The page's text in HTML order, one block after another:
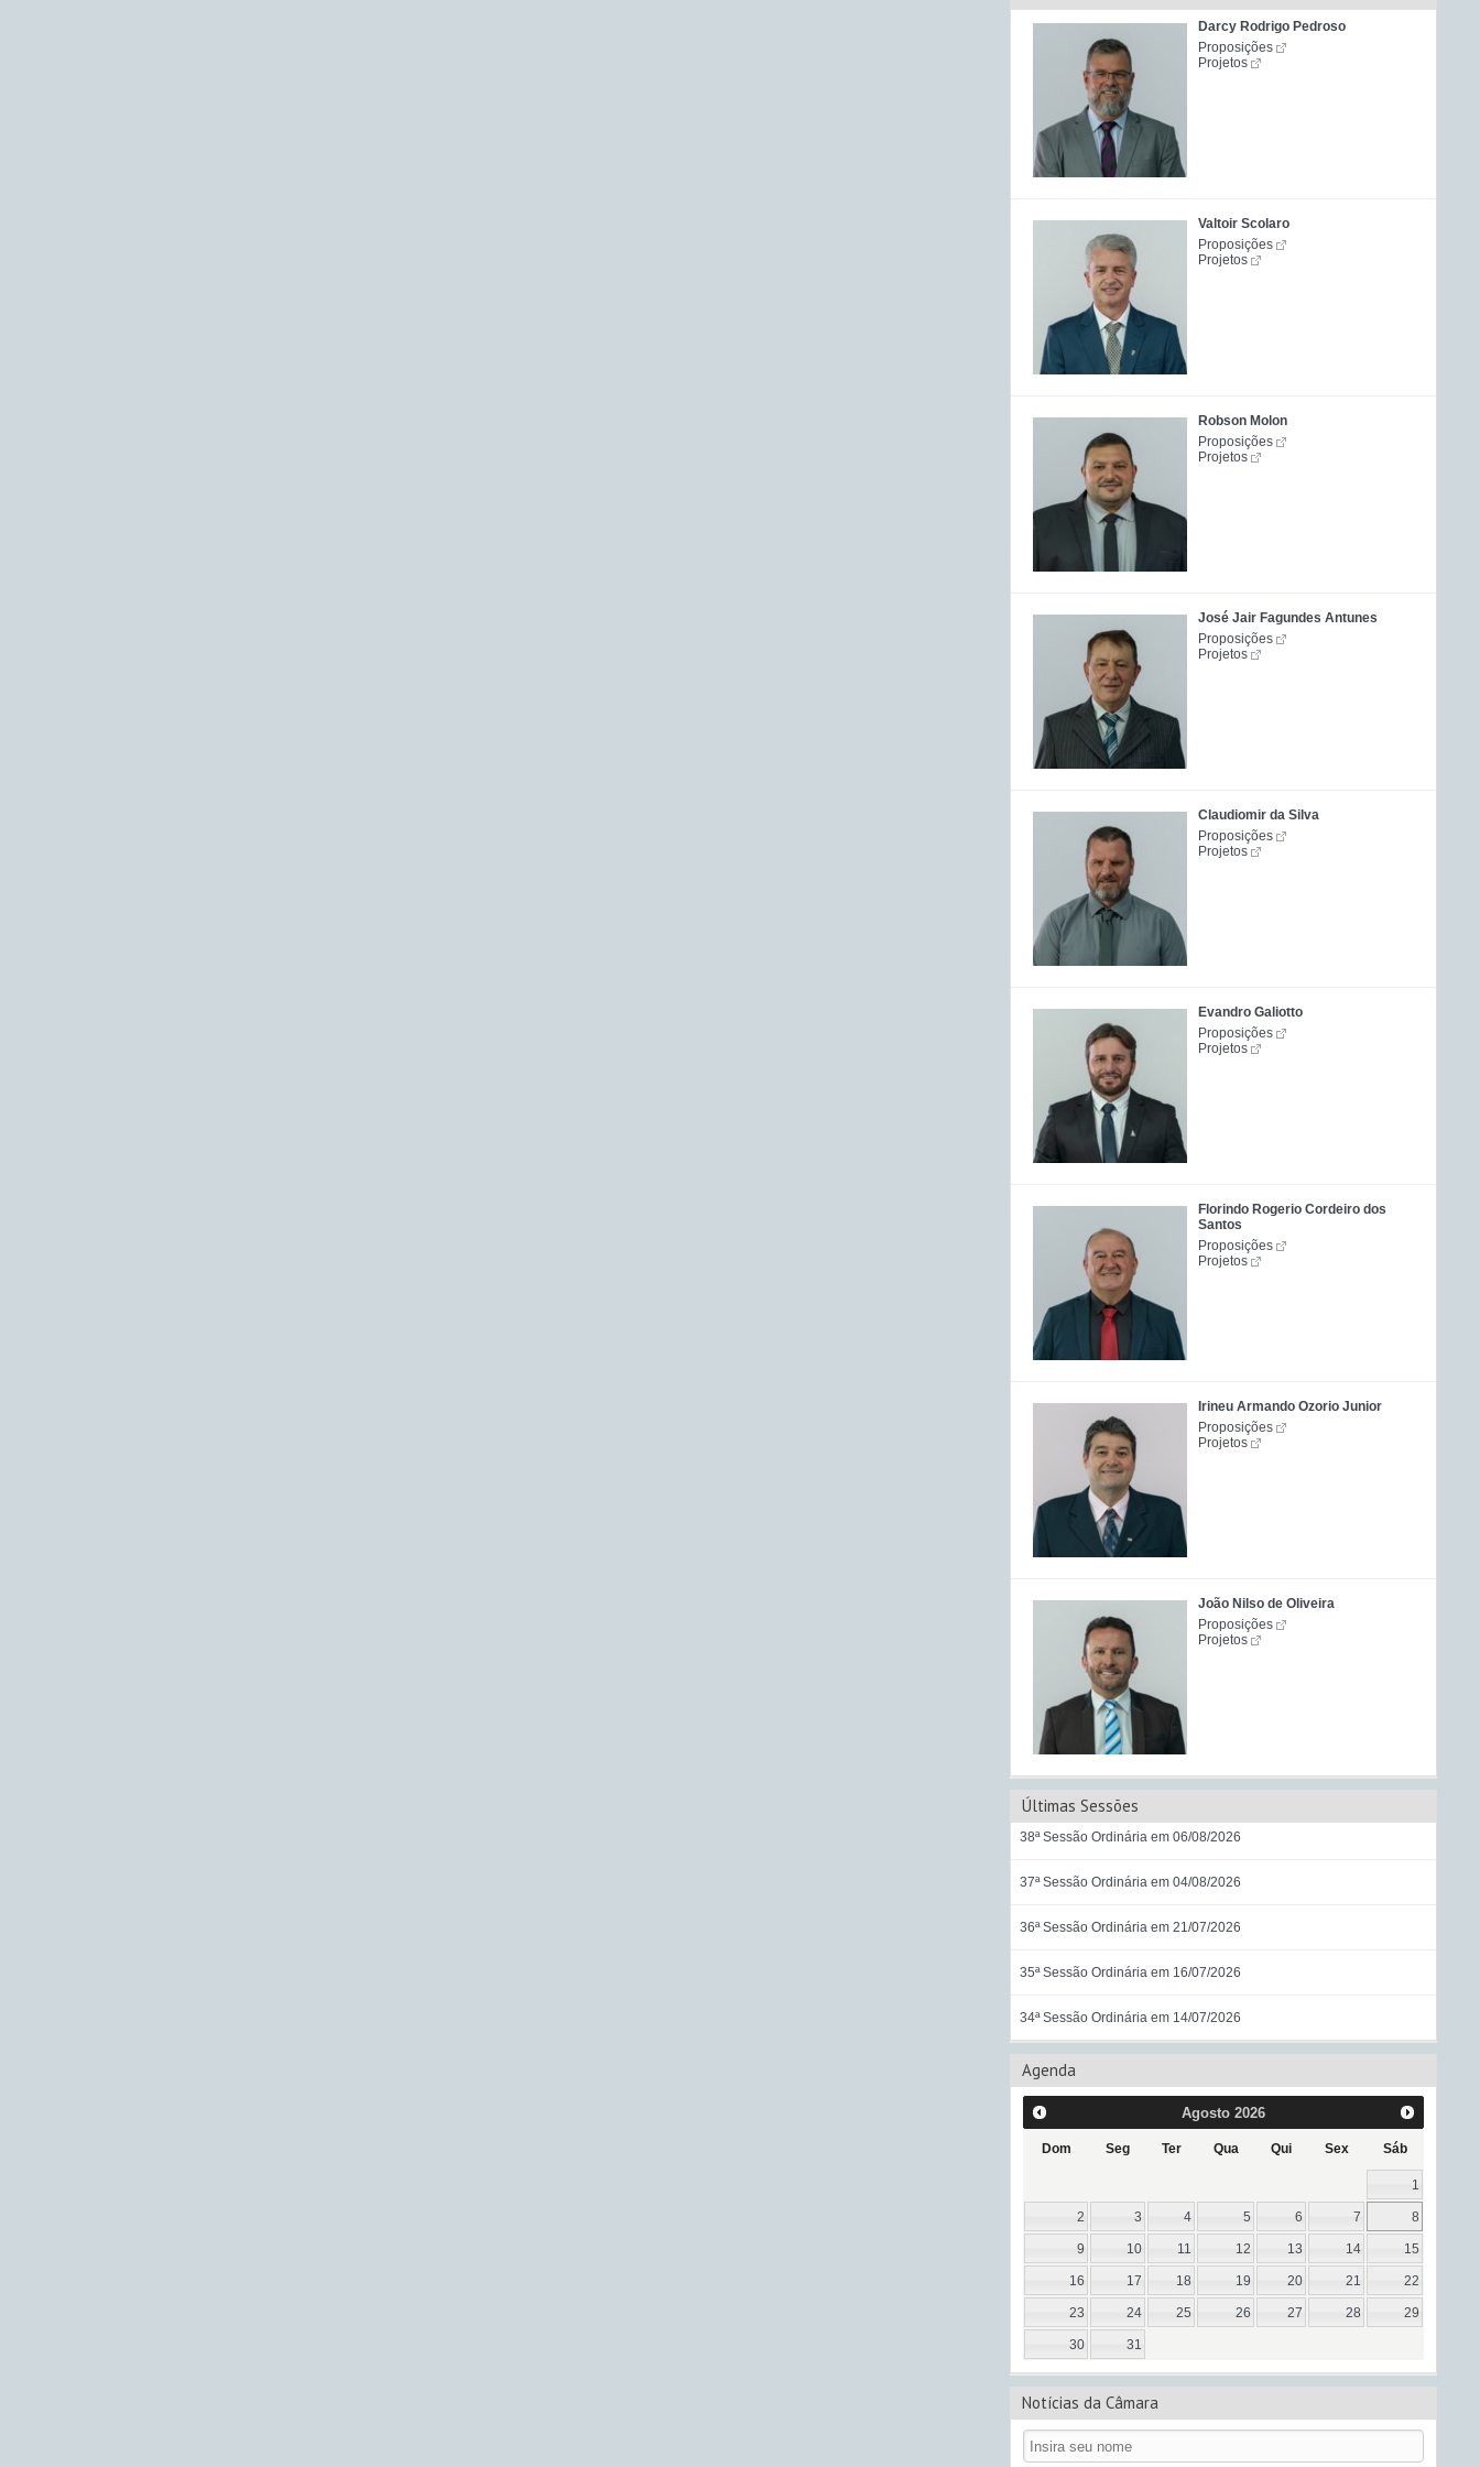
Últimas Sessões
38ª Sessão Ordinária em 06/08/2026
37ª Sessão Ordinária em 04/08/2026
36ª Sessão Ordinária em 21/07/2026
35ª Sessão Ordinária em 16/07/2026
34ª Sessão Ordinária em 14/07/2026
Agenda
Agosto 2026
Dom Seg Ter Qua Qui Sex Sáb
1
2 3 4 5 6 7 8
9 10 11 12 13 14 15
16 17 18 19 20 21 22
23 24 25 26 27 28 29
30 31
Darcy Rodrigo Pedroso
Proposições
Projetos
Valtoir Scolaro
Proposições
Projetos
Robson Molon
Proposições
Projetos
José Jair Fagundes Antunes
Proposições
Projetos
Claudiomir da Silva
Proposições
Projetos
Evandro Galiotto
Proposições
Projetos
Florindo Rogerio Cordeiro dos
Santos
Proposições
Projetos
Irineu Armando Ozorio Junior
Proposições
Projetos
João Nilso de Oliveira
Proposições
Projetos
Notícias da Câmara